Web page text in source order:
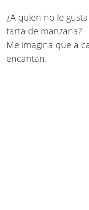
¿A quien no le
tarta de manzana?
Me imagina que a
encantan.